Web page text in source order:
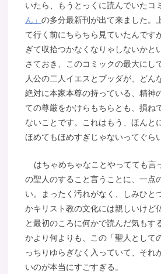
いたら、もうとっくに読んでいたコ
ん」の多分最新刊が出て来ました。
て行く前にちらちら見ていたんです
ぎて収拾つかなくなりゃしないかと
さておき、このコミックの最大にし
人公の二人イエスとブッダが、どん
絶対に本家本尊の持っている、精神
ての尊厳をかけらもちらとも、損ね
ないことです。これはもう、ほんと
ほめてもほめすぎじゃないってぐら
はちゃめちゃなことやってても言
の聖人のすること言うことに、一点
い。まったく汚れがなく、しみひと
かキリスト教の文化には親しいけど
と最初のころに何かで読んだ気もす
かより何よりも、この「聖人として
っちりゆらぎなく入っていて、それ
いのが本当にすごすぎる。